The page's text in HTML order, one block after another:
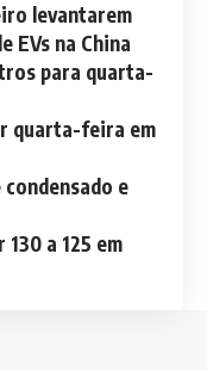
levantarem
EVs na China
para quarta-
quarta-feira em
e
a 125 em